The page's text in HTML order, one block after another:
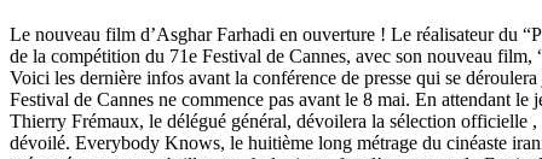
Le nouveau film d’Asghar Farhadi en ouverture ! Le réalisateur du
de la compétition du 71e Festival de Cannes, avec son nouveau
Voici les dernière infos avant la conférence de presse qui se
Festival de Cannes ne commence pas avant le 8 mai. En attendant
Thierry Frémaux, le délégué général, dévoilera la sélection officielle
dévoilé. Everybody Knows, le huitième long métrage du cinéaste